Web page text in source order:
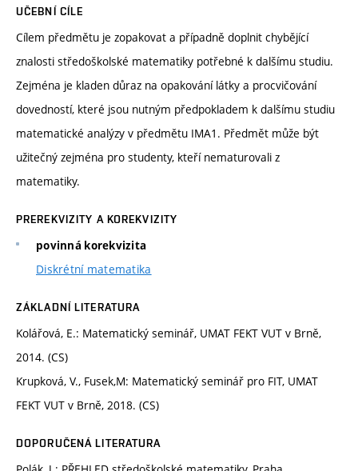
UČEBNÍ CÍLE
Cílem předmětu je zopakovat a případně doplnit chybějící
znalosti středoškolské matematiky potřebné k dalšímu studiu.
Zejména je kladen důraz na opakování látky a procvičování
dovedností, které jsou nutným předpokladem k dalšímu studiu
matematické analýzy v předmětu IMA1. Předmět může být
užitečný zejména pro studenty, kteří nematurovali z
matematiky.
PREREKVIZITY A KOREKVIZITY
povinná korekvizita
Diskrétní matematika
ZÁKLADNÍ LITERATURA
Kolářová, E.: Matematický seminář, UMAT FEKT VUT v Brně,
2014. (CS)
Krupková, V., Fusek,M: Matematický seminář pro FIT, UMAT
FEKT VUT v Brně, 2018. (CS)
DOPORUČENÁ LITERATURA